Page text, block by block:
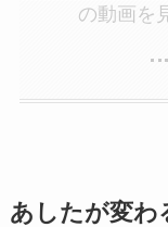
の動画を
あしたが変わ